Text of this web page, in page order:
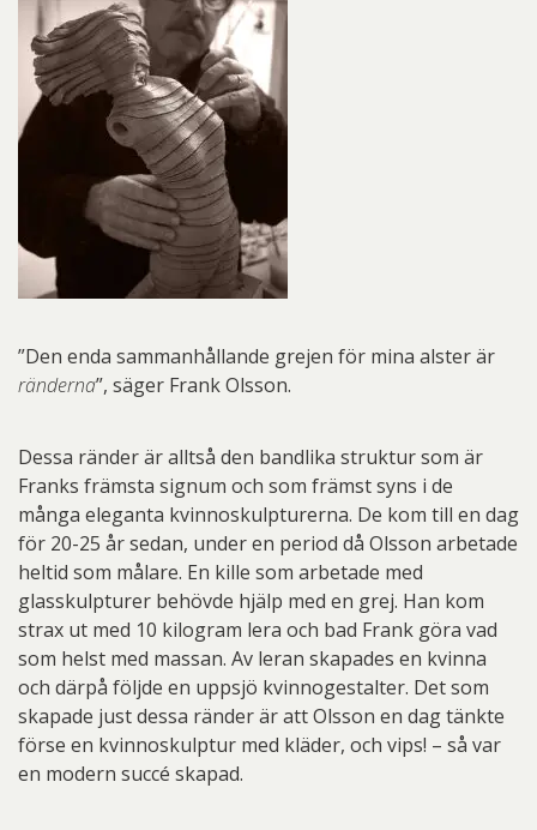
”Den enda sammanhållande grejen för mina alster är
ränderna”, säger Frank Olsson.
Dessa ränder är alltså den bandlika struktur som är
Franks främsta signum och som främst syns i de
många eleganta kvinnoskulpturerna. De kom till en dag
för 20-25 år sedan, under en period då Olsson arbetade
heltid som målare. En kille som arbetade med
glasskulpturer behövde hjälp med en grej. Han kom
strax ut med 10 kilogram lera och bad Frank göra vad
som helst med massan. Av leran skapades en kvinna
och därpå följde en uppsjö kvinnogestalter. Det som
skapade just dessa ränder är att Olsson en dag tänkte
förse en kvinnoskulptur med kläder, och vips! – så var
en modern succé skapad.